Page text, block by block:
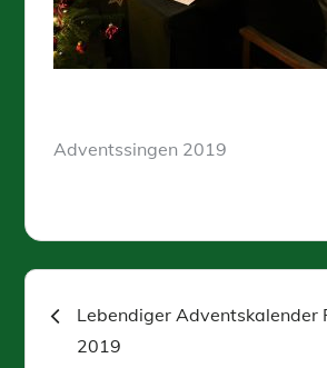
Adventssingen 2019
Lebendiger Adventskalender
2019